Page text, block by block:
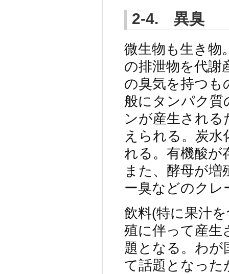
2-4. 異臭
微生物も生き物
の排泄物を代謝
の臭気を持つも
般にタンパク質
ンが産生され
えられる。炭
れる。有機酸が
また、酵母が
ー臭などのク
飲料(特に果汁
殖に伴って産生
題となる。わが
て話題となった